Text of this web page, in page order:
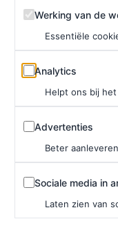
Werking van de
Werking van de
Essentiële
Analytics
Analytics
Helpt ons bij
Advertenties
Advertenties
Beter
Sociale media in
Sociale media in
Laten zien van